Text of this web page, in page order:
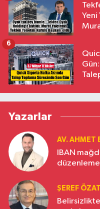
Yeni
6
Yazarlar
AV. AHMET
IBAN
düzenleme
ŞEREF